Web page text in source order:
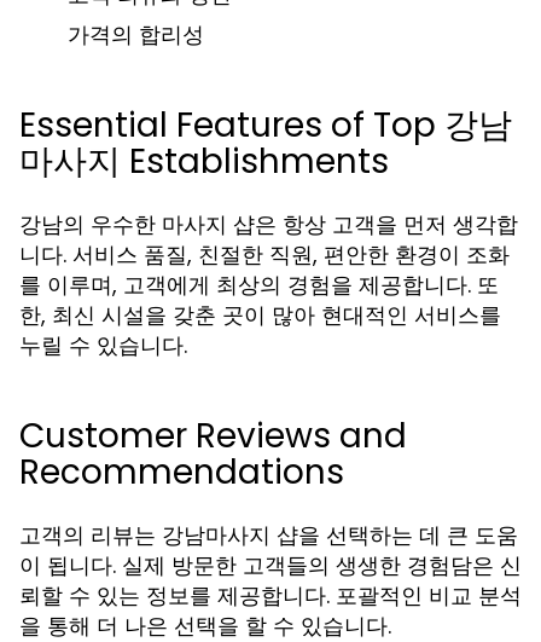
가격의 합리성
Essential Features of Top 강남
마사지 Establishments
강남의 우수한 마사지 샵은 항상 고객을 먼저 생각합
니다. 서비스 품질, 친절한 직원, 편안한 환경이 조화
를 이루며, 고객에게 최상의 경험을 제공합니다. 또
한, 최신 시설을 갖춘 곳이 많아 현대적인 서비스를
누릴 수 있습니다.
Customer Reviews and
Recommendations
고객의 리뷰는 강남마사지 샵을 선택하는 데 큰 도움
이 됩니다. 실제 방문한 고객들의 생생한 경험담은 신
뢰할 수 있는 정보를 제공합니다. 포괄적인 비교 분석
을 통해 더 나은 선택을 할 수 있습니다.